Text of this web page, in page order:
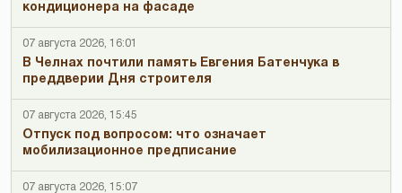
кондиционера на фасаде
07 августа 2026, 16:01
В Челнах почтили память Евгения Батенчука в
преддверии Дня строителя
07 августа 2026, 15:45
Отпуск под вопросом: что означает
мобилизационное предписание
07 августа 2026, 15:07